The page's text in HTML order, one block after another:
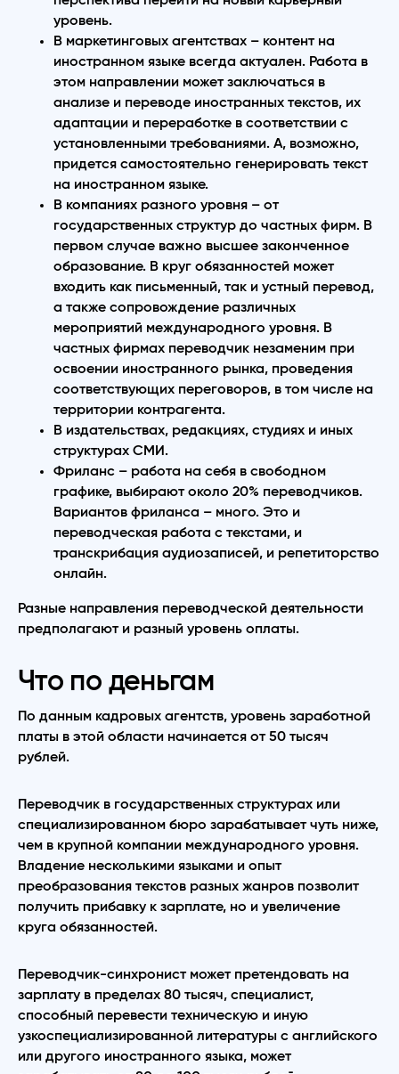
уровень.
В маркетинговых агентствах – контент на
иностранном языке всегда актуален. Работа в
этом направлении может заключаться в
анализе и переводе иностранных текстов, их
адаптации и переработке в соответствии с
установленными требованиями. А, возможно,
придется самостоятельно генерировать текст
на иностранном языке.
В компаниях разного уровня – от
государственных структур до частных фирм. В
первом случае важно высшее законченное
образование. В круг обязанностей может
входить как письменный, так и устный перевод,
а также сопровождение различных
мероприятий международного уровня. В
частных фирмах переводчик незаменим при
освоении иностранного рынка, проведения
соответствующих переговоров, в том числе на
территории контрагента.
В издательствах, редакциях, студиях и иных
структурах СМИ.
Фриланс – работа на себя в свободном
графике, выбирают около 20% переводчиков.
Вариантов фриланса – много. Это и
переводческая работа с текстами, и
транскрибация аудиозаписей, и репетиторство
онлайн.
Разные направления переводческой деятельности
предполагают и разный уровень оплаты.
Что по деньгам
По данным кадровых агентств, уровень заработной
платы в этой области начинается от 50 тысяч
рублей.
Переводчик в государственных структурах или
специализированном бюро зарабатывает чуть ниже,
чем в крупной компании международного уровня.
Владение несколькими языками и опыт
преобразования текстов разных жанров позволит
получить прибавку к зарплате, но и увеличение
круга обязанностей.
Переводчик-синхронист может претендовать на
зарплату в пределах 80 тысяч, специалист,
способный перевести техническую и иную
узкоспециализированной литературы с английского
или другого иностранного языка, может